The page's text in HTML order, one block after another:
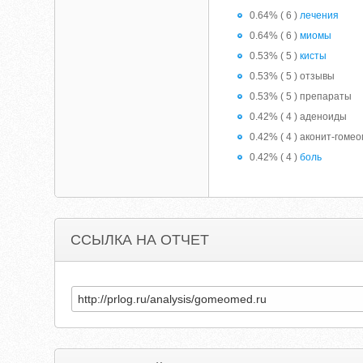
0.64% ( 6 )лечения
0.64% ( 6 )миомы
0.53% ( 5 )кисты
0.53% ( 5 ) отзывы
0.53% ( 5 ) препараты
0.42% ( 4 ) аденоиды
0.42% ( 4 ) аконит-
0.42% ( 4 )боль
ССЫЛКА НА ОТЧЕТ